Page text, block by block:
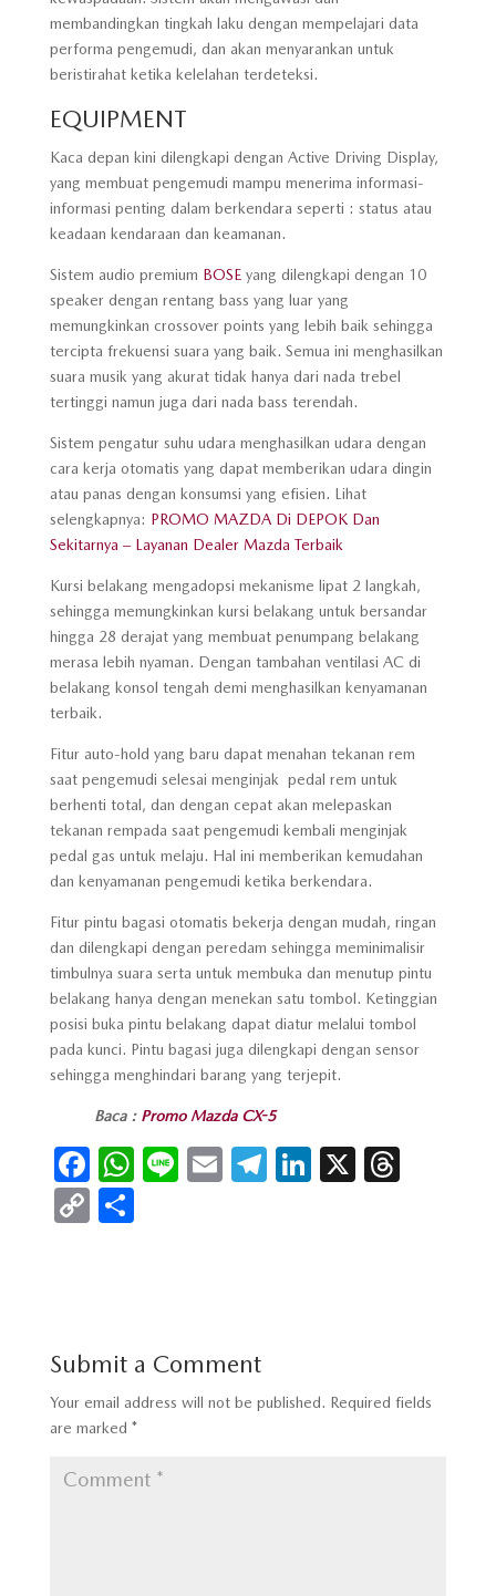
membandingkan tingkah laku dengan mempelajari data
performa pengemudi, dan akan menyarankan untuk
beristirahat ketika kelelahan terdeteksi.
EQUIPMENT
Kaca depan kini dilengkapi dengan Active Driving Display,
yang membuat pengemudi mampu menerima informasi-
informasi penting dalam berkendara seperti : status atau
keadaan kendaraan dan keamanan.
Sistem audio premium BOSEyang dilengkapi dengan 10
speaker dengan rentang bass yang luar yang
memungkinkan crossover points yang lebih baik sehingga
tercipta frekuensi suara yang baik. Semua ini menghasilkan
suara musik yang akurat tidak hanya dari nada trebel
tertinggi namun juga dari nada bass terendah.
Sistem pengatur suhu udara menghasilkan udara dengan
cara kerja otomatis yang dapat memberikan udara dingin
atau panas dengan konsumsi yang efisien. Lihat
selengkapnya: PROMO MAZDA Di DEPOK Dan
Sekitarnya – Layanan Dealer Mazda Terbaik
Kursi belakang mengadopsi mekanisme lipat 2 langkah,
sehingga memungkinkan kursi belakang untuk bersandar
hingga 28 derajat yang membuat penumpang belakang
merasa lebih nyaman. Dengan tambahan ventilasi AC di
belakang konsol tengah demi menghasilkan kenyamanan
terbaik.
Fitur auto-hold yang baru dapat menahan tekanan rem
saat pengemudi selesai menginjak pedal rem untuk
berhenti total, dan dengan cepat akan melepaskan
tekanan rempada saat pengemudi kembali menginjak
pedal gas untuk melaju. Hal ini memberikan kemudahan
dan kenyamanan pengemudi ketika berkendara.
Fitur pintu bagasi otomatis bekerja dengan mudah, ringan
dan dilengkapi dengan peredam sehingga meminimalisir
timbulnya suara serta untuk membuka dan menutup pintu
belakang hanya dengan menekan satu tombol. Ketinggian
posisi buka pintu belakang dapat diatur melalui tombol
pada kunci. Pintu bagasi juga dilengkapi dengan sensor
sehingga menghindari barang yang terjepit.
Baca : Promo Mazda CX-5
Fa
ce
b
W
h
at
p
Li E
Te Li X T
C
n
k
S
Submit a Comment
Your email address will not be published. Required fields
are marked *